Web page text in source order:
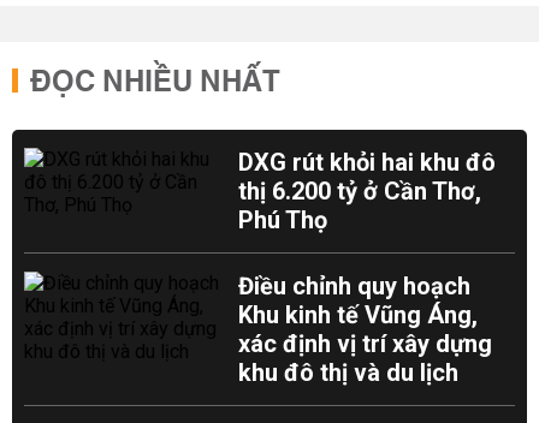
ĐỌC NHIỀU NHẤT
DXG rút khỏi hai khu đô
thị 6.200 tỷ ở Cần Thơ,
Phú Thọ
Điều chỉnh quy hoạch
Khu kinh tế Vũng Áng,
xác định vị trí xây dựng
khu đô thị và du lịch